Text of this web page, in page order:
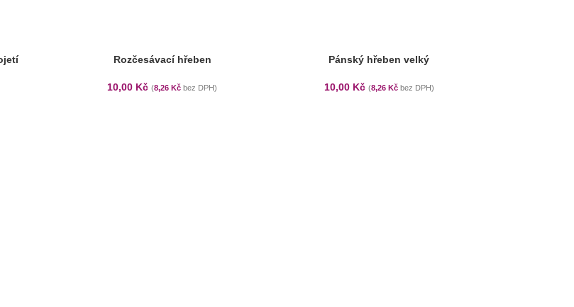
Rozčesávací hřeben
10,00 Kč (8,26Kč bez DPH)
Pánský hřeben velký
10,00 Kč (8,26 Kčbez DPH)